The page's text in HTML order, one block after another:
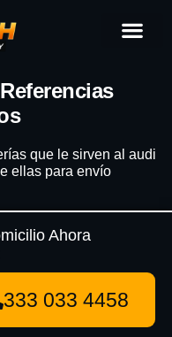
que le sirven al audi
ellas para envío
Ahora
333 033 4458